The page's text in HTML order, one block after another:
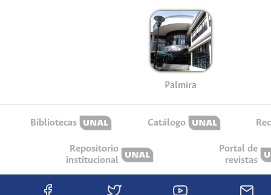
Palmira
Bibliotecas Catálogo
Repositorio
institucional
Portal de
revistas